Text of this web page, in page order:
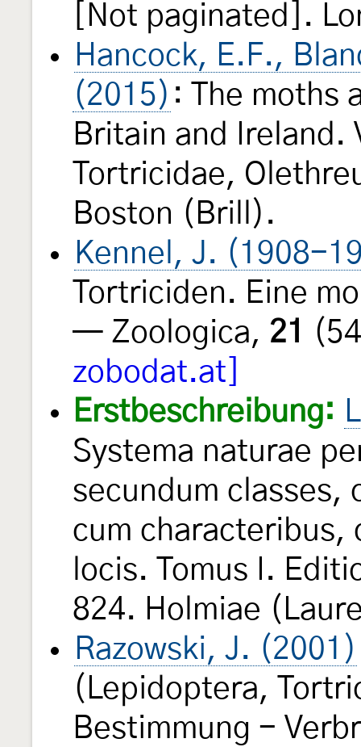
[Not paginated].
Hancock, E.F.,
(2015) : The moths
Britain and Ireland.
Tortricidae,
Boston (Brill).
Kennel, J. (1908-
Tortriciden. Eine
— Zoologica, 21
zobodat.at]
Erstbeschreibung:
Systema naturae
secundum classes,
cum characteribus,
locis. Tomus I.
824. Holmiae
Razowski, J. (2001)
(Lepidoptera,
Bestimmung -